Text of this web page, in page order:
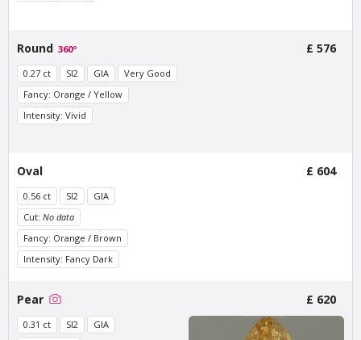
£ 425excl. VAT
Utrechtsestraat
£ 425excl. VAT
Haarlemmerdijk
£ 425excl. VAT
Round 360º £ 576
0.27 ct SI2 GIA
Very Good
Fancy: Orange / Yellow
Intensity: Vivid
Oval £ 604
0.56 ct SI2
GIA
Cut: No data
Fancy: Orange / Brown
Intensity: Fancy Dark
Pear £ 620
0.31 ct SI2
GIA